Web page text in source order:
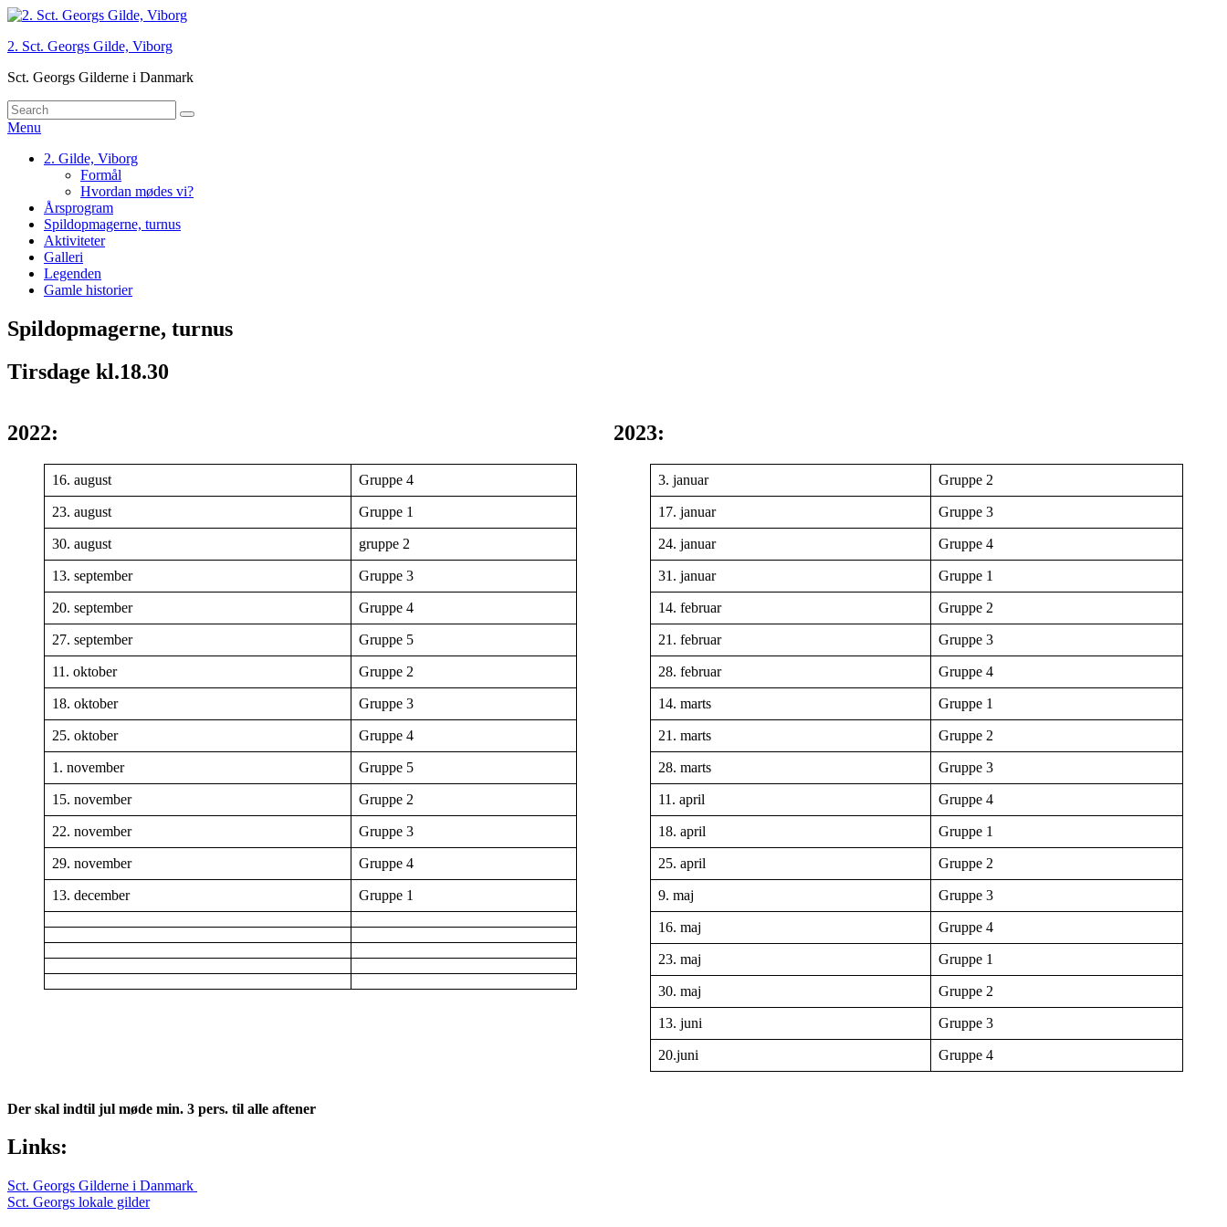
Skip
content
2. Sct. Georgs Gilde, Viborg
Sct. Georgs Gilderne i Danmark
Search
for:
Søg
Menu
Primær2. Gilde, Viborg
Formål
Hvordan mødes vi?
Årsprogram
Spildopmagerne, turnus
Aktiviteter
Galleri
Legenden
Gamle historier
Spildopmagerne, turnus
Tirsdage kl.18.30
2022:
16. august Gruppe 4
23. august Gruppe 1
30. august gruppe 2
13. september Gruppe 3
20. september Gruppe 4
27. september Gruppe 5
11. oktober Gruppe 2
18. oktober Gruppe 3
25. oktober Gruppe 4
1. november Gruppe 5
15. november Gruppe 2
22. november Gruppe 3
29. november Gruppe 4
13. december Gruppe 1
2023:
3. januar Gruppe 2
17. januar Gruppe 3
24. januar Gruppe 4
31. januar Gruppe 1
14. februar Gruppe 2
21. februar Gruppe 3
28. februar Gruppe 4
14. marts Gruppe 1
21. marts Gruppe 2
28. marts Gruppe 3
11. april Gruppe 4
18. april Gruppe 1
25. april Gruppe 2
9. maj Gruppe 3
16. maj Gruppe 4
23. maj Gruppe 1
30. maj Gruppe 2
13. juni Gruppe 3
20.juni Gruppe 4
Der skal indtil jul møde min. 3 pers. til alle aftener
Primary
Widget
Links:
Sct. Georgs Gilderne i Danmark
Sct. Georgs lokale gilder